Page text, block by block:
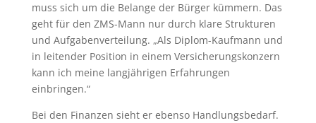
muss sich um die Belange der Bürger kümmern. Das
geht für den ZMS-Mann nur durch klare Strukturen
und Aufgabenverteilung. „Als Diplom-Kaufmann und
in leitender Position in einem Versicherungskonzern
kann ich meine langjährigen Erfahrungen
einbringen.“
Bei den Finanzen sieht er ebenso Handlungsbedarf.